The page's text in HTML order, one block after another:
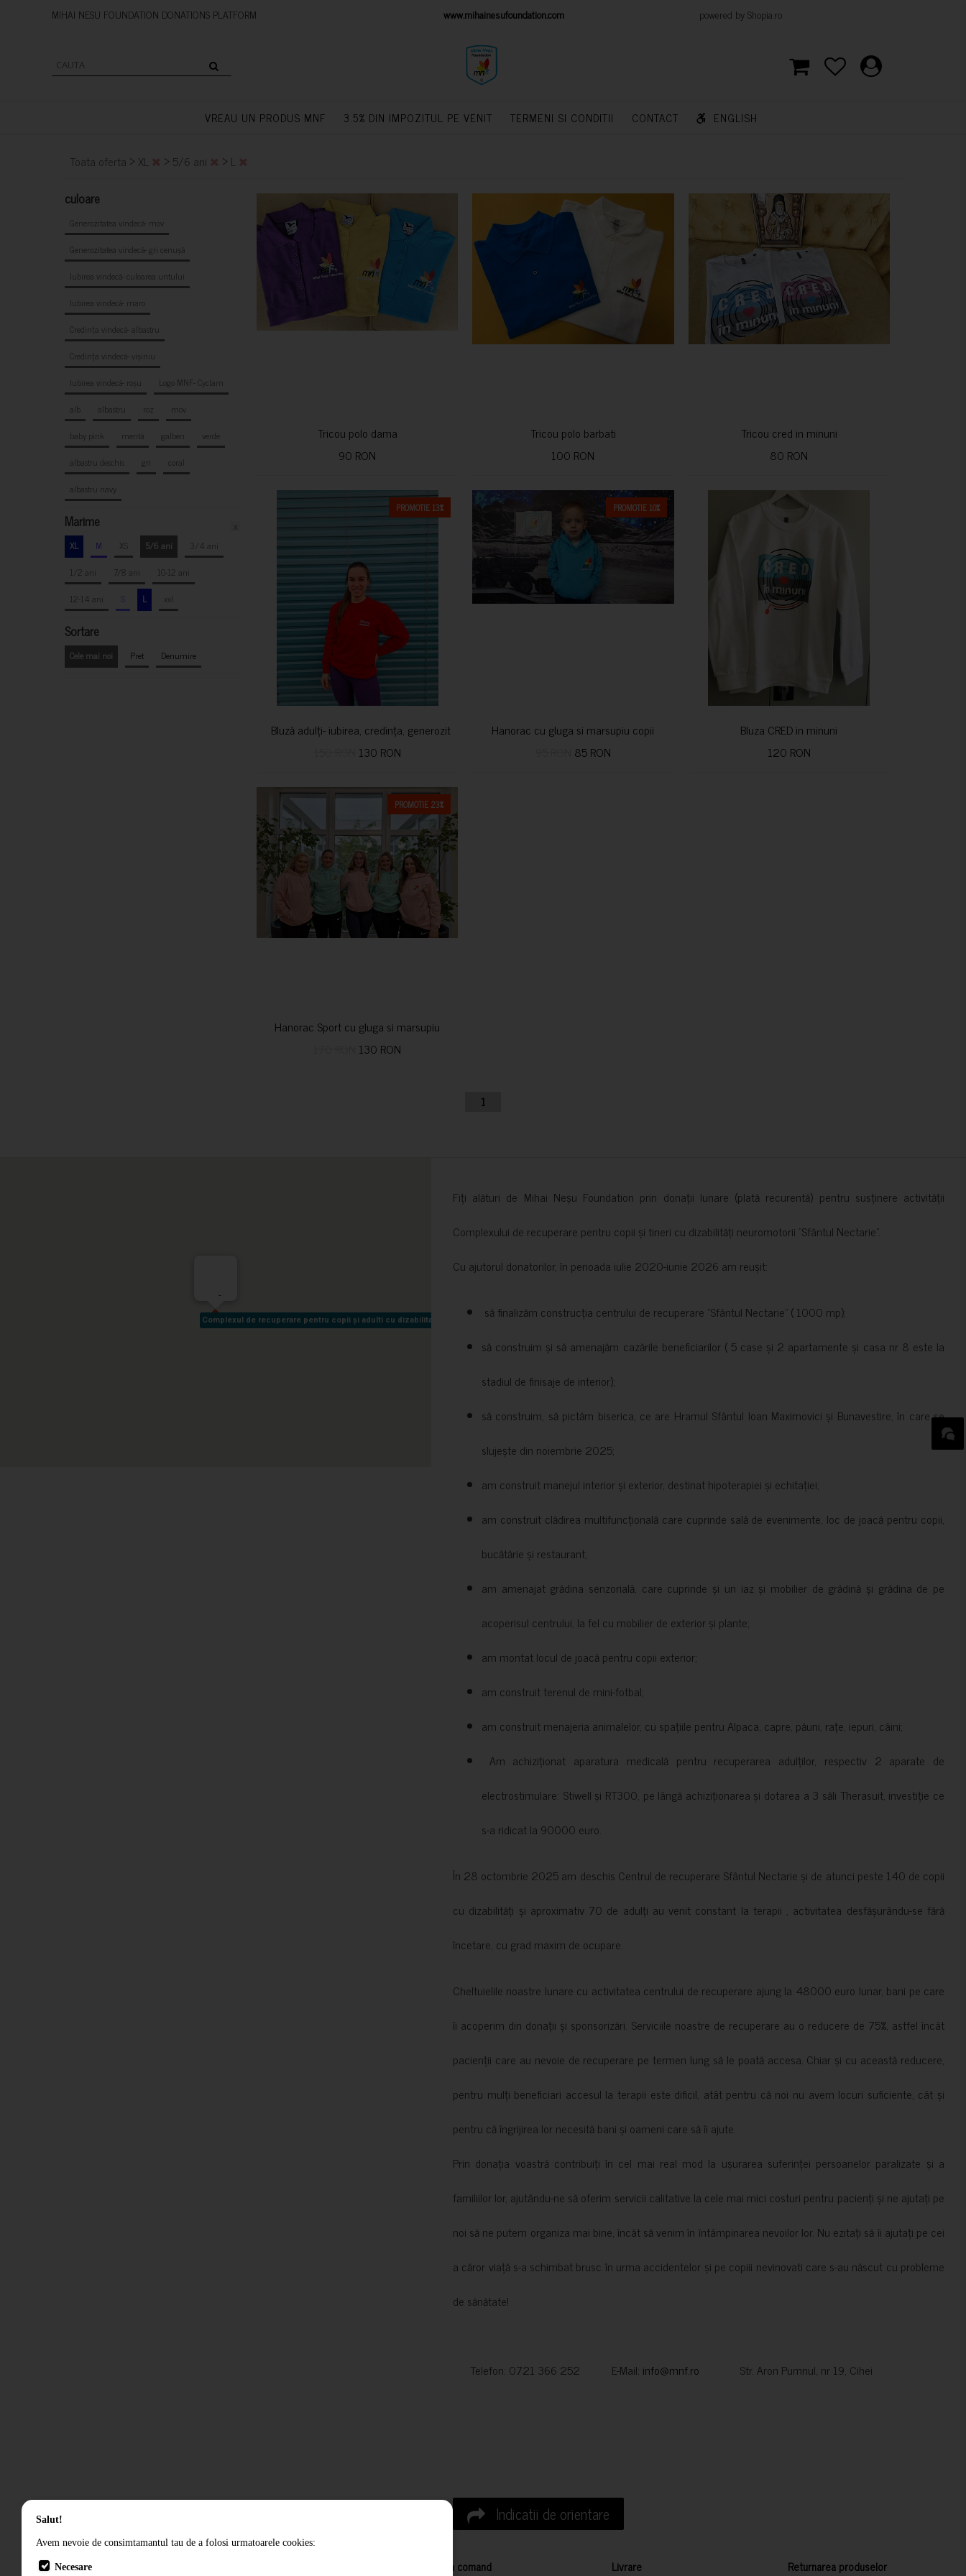
MIHAI NESU FOUNDATION DONATIONS PLATFORM www.mihainesufoundation.com powered by Shopia.ro
VREAU UN PRODUS MNF 3.5% DIN IMPOZITUL PE VENIT TERMENI SI CONDITII CONTACT ENGLISH
Toata oferta > XL > 5/6 ani > L
culoare
Generozitatea vindecă- mov
Generozitatea vindecă- gri cenușă
Iubirea vindecă- culoarea untului
Iubirea vindecă- maro
Credința vindecă- albastru
Credința vindecă- vișiniu
Iubirea vindecă- roșu
Logo MNF- Cyclam
alb
albastru roz
mov
baby pink
mentă galben
verde
albastru deschis
gri
coral
albastru navy
Marime
XL M XS 5/6 ani
3/4 ani
1/2 ani
7/8 ani
10-12 ani
12-14 ani
S L xxl
Sortare
Cele mai noi Pret Denumire
Tricou polo dama
90 RON
CUMPARA
Tricou polo barbati
100 RON
Tricou cred in minuni
80 RON
CUMPARA
PROMOTIE 13%
Bluză adulți- iubirea, credința, generozitatea vindecă
130 RON
CUMPARA
PROMOTIE 10%
Hanorac cu gluga si marsupiu copii
85 RON
Bluza CRED in minuni
120 RON
PROMOTIE 23%
Hanorac Sport cu gluga si marsupiu
130 RON
CUMPARA
1
Complexul de recuperare pentru copii și adulti cu dizabilitati neuromotorii Sfântul Nectarie
Complexul de recuperare pentru copii și adulti cu dizabilitati neuromotorii Sfântul Nectarie
-
Fiți alături de Mihai Neșu Foundation prin donații lunare (plată recurentă) pentru susținere activității
Complexului de recuperare pentru copii și tineri cu dizabilități neuromotorii ”Sfântul Nectarie”.
Cu ajutorul donatorilor, în perioada iulie 2020-iunie 2026 am reușit:
să finalizăm construcția centrului de recuperare ”Sfântul Nectarie” ( 1000 mp);
să construim și să amenajăm cazările beneficiarilor ( 5 case și 2 apartamente și casa nr 8 este la
stadiul de finisaje de interior);
să construim, să pictăm biserica, ce are Hramul Sfântul Ioan Maximovici și Bunavestire, în care se
slujește din noiembrie 2025;
am construit manejul interior și exterior, destinat hipoterapiei și echitației;
am construit clădirea multifuncțională care cuprinde sală de evenimente, loc de joacă pentru copii,
bucătărie și restaurant;
am amenajat grădina senzorială, care cuprinde și un iaz și mobilier de grădină și grădina de pe
acoperisul centrului, la fel cu mobilier de exterior și plante;
am montat locul de joacă pentru copii exterior;
am construit terenul de mini-fotbal;
am construit menajeria animalelor, cu spațiile pentru Alpaca, capre, păuni, rațe, iepuri, câini;
Am achiziționat aparatura medicală pentru recuperarea adulților, respectiv 2 aparate de
electrostimulare: Stiwell și RT300, pe lângă achiziționarea și dotarea a 3 săli Therasuit, investiție ce
s-a ridicat la 90000 euro.
În 28 octombrie 2025 am deschis Centrul de recuperare Sfântul Nectarie și de atunci peste 140 de copii
cu dizabilități și aproximativ 70 de adulți au venit constant la terapii , activitatea desfășurându-se fără
încetare, cu grad maxim de ocupare.
Cheltuielile noastre lunare cu activitatea centrului de recuperare ajung la 48000 euro lunar, bani pe care
îi acoperim din donații și sponsorizări. Serviciile noastre de recuperare au o reducere de 75%, astfel încât
pacienții care au nevoie de recuperare pe termen lung să le poată accesa. Chiar și cu această reducere,
pentru mulți beneficiari accesul la terapii este dificil, atât pentru că noi nu avem locuri suficiente, cât și
pentru că îngrijirea lor necesită bani și oameni care să îi ajute.
Prin donația voastră contribuiți în cel mai real mod la ușurarea suferinței persoanelor paralizate și a
familiilor lor, ajutându-ne să oferim servicii calitative la cele mai mici costuri pentru pacienți și ne ajutați pe
noi să ne putem organiza mai bine, încât să venim în întâmpinarea nevoilor lor. Nu ezitați să îi ajutați pe cei
a căror viață s-a schimbat brusc în urma accidentelor și pe copiii nevinovati care s-au născut cu probleme
de sănătate!
Telefon: 0721 366 252 E-Mail: info@mnf.ro Str. Aron Pumnul, nr 19, Cihei
Indicatii de orientare
Cum comand Livrare Returnarea produselor
Salut!
Avem nevoie de consimtamantul tau de a folosi urmatoarele cookies:
Necesare